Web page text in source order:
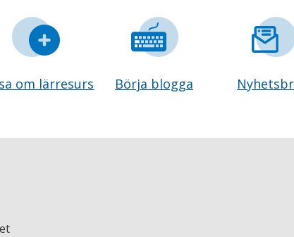
om lärresurs Börja blogga